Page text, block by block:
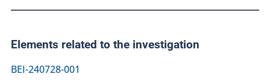
Elements related to the investigation
BEI-240728-001